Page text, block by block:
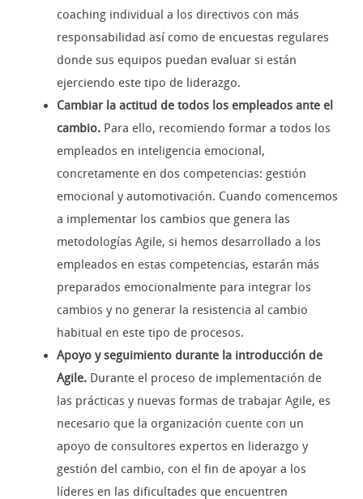
coaching individual a los directivos con más
responsabilidad así como de encuestas regulares
donde sus equipos puedan evaluar si están
ejerciendo este tipo de liderazgo.
Cambiar la actitud de todos los empleados ante el
cambio. Para ello, recomiendo formar a todos los
empleados en inteligencia emocional,
concretamente en dos competencias: gestión
emocional y automotivación. Cuando comencemos
a implementar los cambios que genera las
metodologías Agile, si hemos desarrollado a los
empleados en estas competencias, estarán más
preparados emocionalmente para integrar los
cambios y no generar la resistencia al cambio
habitual en este tipo de procesos.
Apoyo y seguimiento durante la introducción de
Agile. Durante el proceso de implementación de
las prácticas y nuevas formas de trabajar Agile, es
necesario que la organización cuente con un
apoyo de consultores expertos en liderazgo y
gestión del cambio, con el fin de apoyar a los
líderes en las dificultades que encuentren